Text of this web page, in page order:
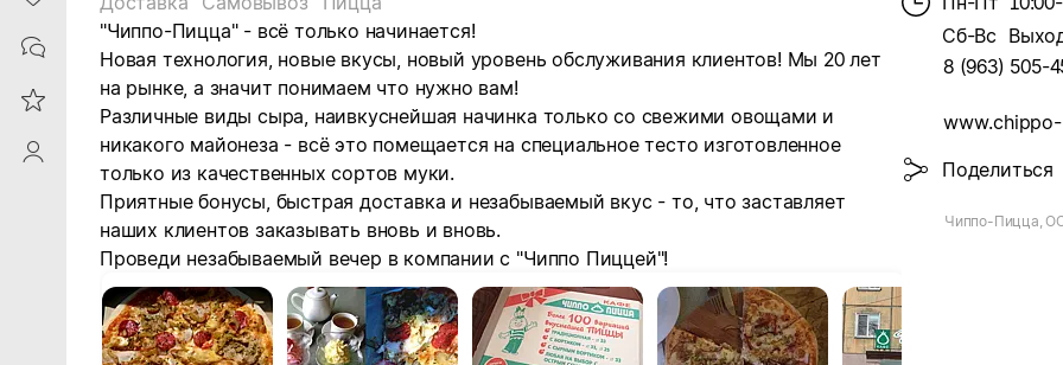
Contacts
Reviews
ProfileSaby
"Чиппо-Пицца" - всё только начинается!
Новая технология, новые вкусы, новый уровень обслуживания клиентов! Мы 20 лет
на рынке, а значит понимаем что нужно вам!
Различные виды сыра, наивкуснейшая начинка только со свежими овощами и
никакого майонеза - всё это помещается на специальное тесто изготовленное
только из качественных сортов муки.
Приятные бонусы, быстрая доставка и незабываемый вкус - то, что заставляет
наших клиентов заказывать вновь и вновь.
Проведи незабываемый вечер в компании с "Чиппо Пиццей"!
Сб-Вс
8 (963) 505-
Поделиться
Чиппо-Пицца,